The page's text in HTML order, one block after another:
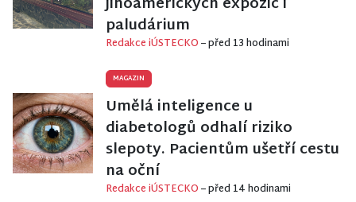
paludárium
Redakce iÚSTECKO– před 13 hodinami
MAGAZIN
Umělá inteligence u
diabetologů odhalí riziko
slepoty. Pacientům ušetří cestu
na oční
Redakce iÚSTECKO– před 14 hodinami